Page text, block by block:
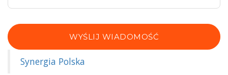
WYŚLIJ WIADOMOŚĆ
Synergia Polska